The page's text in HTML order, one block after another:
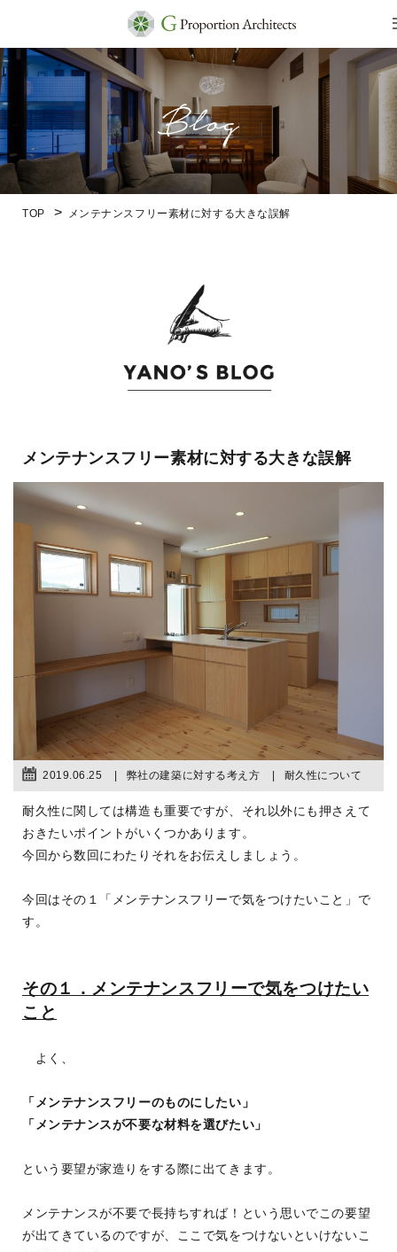
TOP メンテナンスフリー素材に対する大きな誤解
メンテナンスフリー素材に対する大きな誤解
2019.06.25 弊社の建築に対する考え方 耐久性について
耐久性に関しては構造も重要ですが、それ以外にも押さえて
おきたいポイントがいくつかあります。
今回から数回にわたりそれをお伝えしましょう。
今回はその１「メンテナンスフリーで気をつけたいこと」で
す。
その１．メンテナンスフリーで気をつけたい
こと
よく、
「メンテナンスフリーのものにしたい」
「メンテナンスが不要な材料を選びたい」
という要望が家造りをする際に出てきます。
メンテナンスが不要で長持ちすれば！という思いでこの要望
が出てきているのですが、ここで気をつけないといけないこ